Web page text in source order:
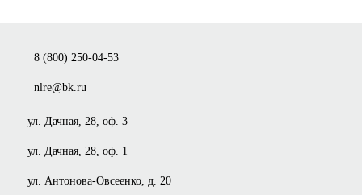
8 (800) 250-04-53
nlre@bk.ru
ул. Дачная, 28, оф. 3
ул. Дачная, 28, оф. 1
ул. Антонова-Овсеенко, д. 20